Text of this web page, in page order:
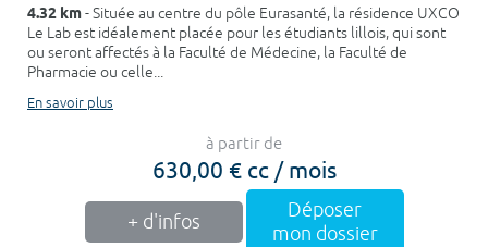
4.32 km- Située au centre du pôle Eurasanté, la résidence UXCO
Le Lab est idéalement placée pour les étudiants lillois, qui sont
ou seront affectés à la Faculté de Médecine, la Faculté de
Pharmacie ou celle...
En savoir plus
à partir de
630,00 € cc / mois
+ d'infos
Déposer
mon dossier